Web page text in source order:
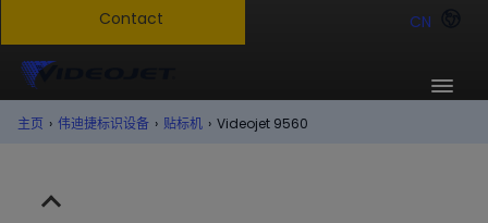
CN
主页 › 伟迪捷标识设备 › 贴标机 › Videojet 9560